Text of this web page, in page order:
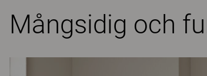
Mångsidig och